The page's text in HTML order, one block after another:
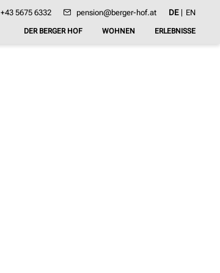
+43 5675 6332 pension@berger-hof.at DE EN
DER BERGER HOF WOHNEN ERLEBNISSE